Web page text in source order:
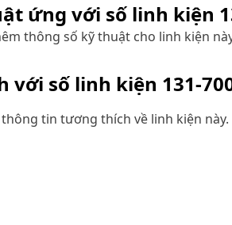
ứng với số linh kiện
thông số kỹ thuật cho linh kiện
với số linh kiện 131-
tin tương thích về linh kiện này.